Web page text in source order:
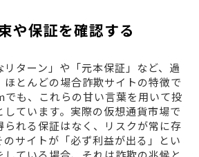
や保証を確認する
リターン」や「元本保証」など、過
とんどの場合詐欺サイトの特徴で
も、これらの甘い言葉を用いて投
ています。実際の仮想通貨市場で
られる保証はなく、リスクが常に存
サイトが「必ず利益が出る」とい